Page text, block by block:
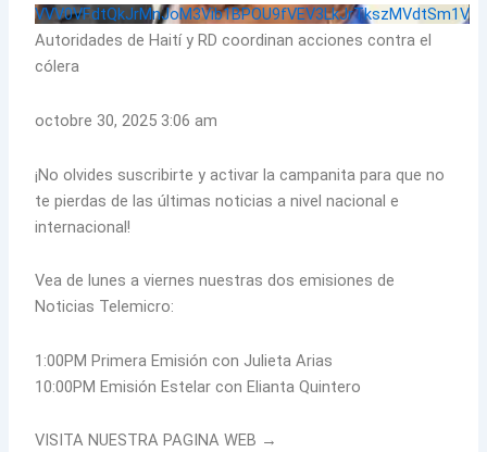
VVV0VFdtQkJrMnJoM3Vib1BPOU9fVEV3LkJrTkszMVdtSm1V
Autoridades de Haití y RD coordinan acciones contra el
cólera
octobre 30, 2025 3:06 am
¡No olvides suscribirte y activar la campanita para que no
te pierdas de las últimas noticias a nivel nacional e
internacional!
Vea de lunes a viernes nuestras dos emisiones de
Noticias Telemicro:
1:00PM Primera Emisión con Julieta Arias
10:00PM Emisión Estelar con Elianta Quintero
VISITA NUESTRA PAGINA WEB →